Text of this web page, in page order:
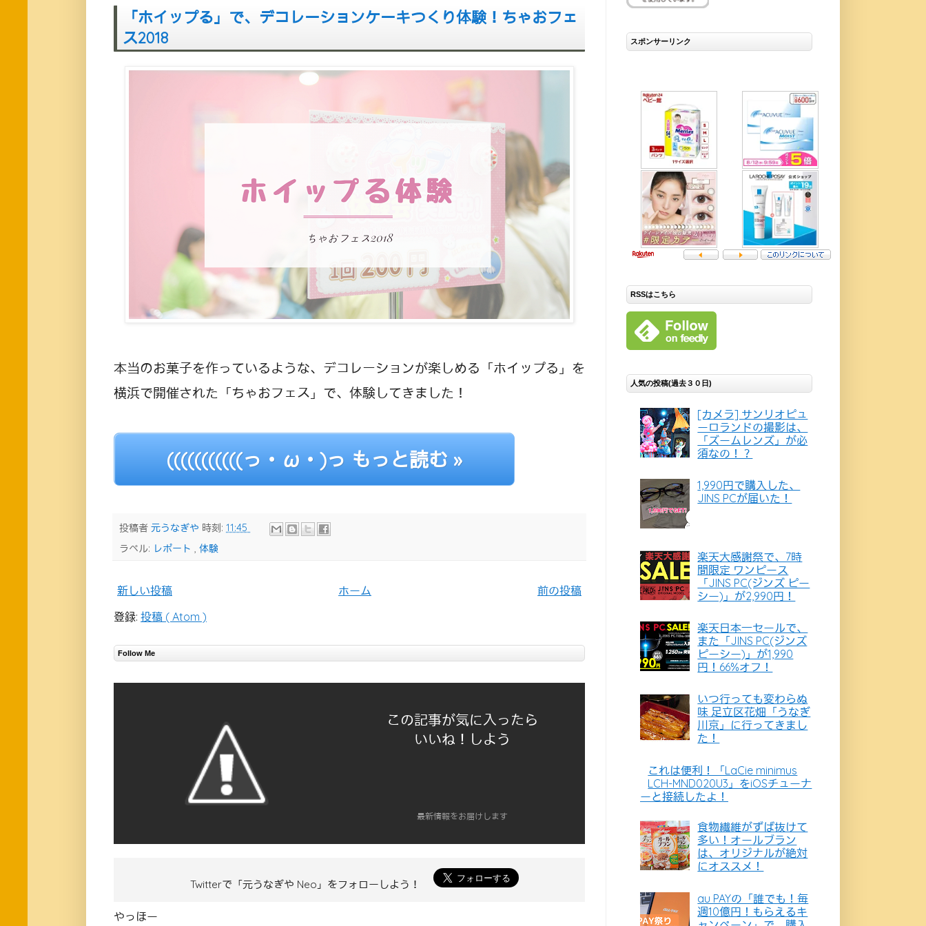
「ホイップる」で、デコレーションケーキつくり体験！ちゃおフェ
ス2018
本当のお菓子を作っているような、デコレーションが楽しめる「ホイップる」を
横浜で開催された「ちゃおフェス」で、体験してきました！
(((((((((((っ・ω・)っ もっと読む »
投稿者 元うなぎや 時刻: 11:45
ラベル: レポート 体験
新しい投稿 前の投稿
ホーム
登録: 投稿 ( Atom )
Follow Me
この記事が気に入ったら
いいね！しよう
最新情報をお届けします
Twitterで「元うなぎや Neo」をフォローしよう！
やっほー
スポンサーリンク
RSSはこちら
人気の投稿(過去３０日)
[カメラ] サンリオピュ
ーロランドの撮影は、
「ズームレンズ」が必
須なの！？
1,990円で購入した、
JINS PCが届いた！
楽天大感謝祭で、7時
間限定 ワンピース
「JINS PC(ジンズ ピー
シー)」が2,990円！
楽天日本一セールで、
また「JINS PC(ジンズ
ピーシー)」が1,990
円！66%オフ！
いつ行っても変わらぬ
味 足立区花畑「うなぎ
川京」に行ってきまし
た！
これは便利！「LaCie minimus
LCH-MND020U3」をiOSチューナ
ーと接続したよ！
食物繊維がずば抜けて
多い！オールブラン
は、オリジナルが絶対
にオススメ！
au PAYの「誰でも！毎
週10億円！もらえるキ